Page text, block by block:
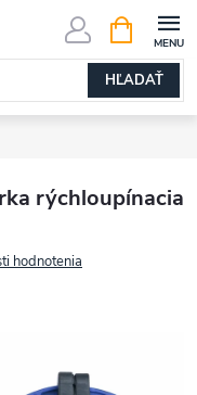
HĽADAŤ
KOŠÍK
rýchloupínacia
hodnotenia